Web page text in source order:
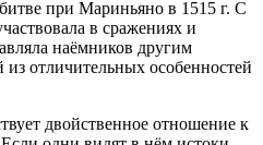
при Мариньяно в 1515 г. С
в сражениях и
наёмников другим
отличительных особенностей
двойственное отношение к